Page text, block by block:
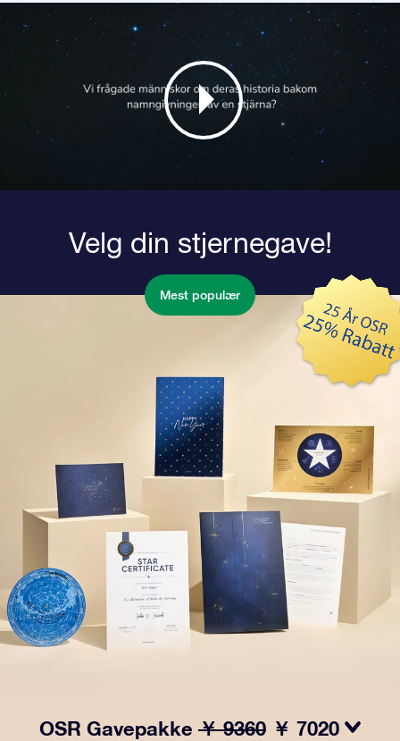
Velg din stjernegave!
Mest populær
OSR Gavepakke ￥ 9360 ￥ 7020